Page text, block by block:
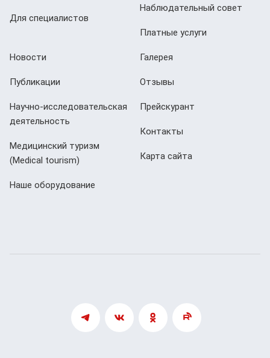
Для специалистов
Наблюдательный совет
Платные услуги
Новости
Публикации
Научно-исследовательская
деятельность
Медицинский туризм
(Мedical tourism)
Наше оборудование
Галерея
Отзывы
Прейскурант
Контакты
Карта сайта